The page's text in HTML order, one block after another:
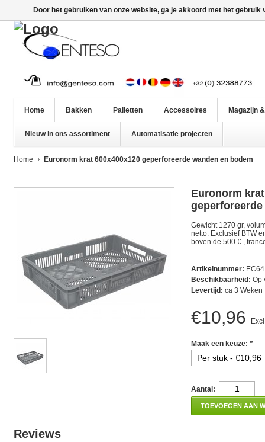
Home Bakken Palletten Accessoires Magazijn
Nieuw in ons assortiment Automatisatie projecten
Home Euronorm krat 600x400x120 geperforeerde wanden en bodem
Euronorm
Gewicht 1270 gr,
netto. Exclusief BTW
boven de 500 € ,
Artikelnummer:
Beschikbaarheid: Op
Levertijd: ca 3 Weken
€10,96
Maak een keuze: *
Aantal:
TOEVOEGEN AAN
Reviews
Door het gebruiken van onze website, ga je akkoord met het